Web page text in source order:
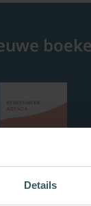
Details